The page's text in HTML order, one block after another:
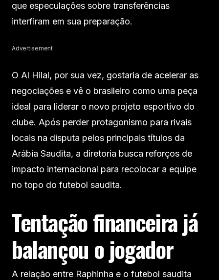
que especulações sobre transferências
interfiram em sua preparação.
Advertisement
O Al Hilal, por sua vez, gostaria de acelerar as
negociações e vê o brasileiro como uma peça
ideal para liderar o novo projeto esportivo do
clube. Após perder protagonismo para rivais
locais na disputa pelos principais títulos da
Arábia Saudita, a diretoria busca reforços de
impacto internacional para recolocar a equipe
no topo do futebol saudita.
Tentação financeira já
balançou o jogador
A relação entre Raphinha e o futebol saudita